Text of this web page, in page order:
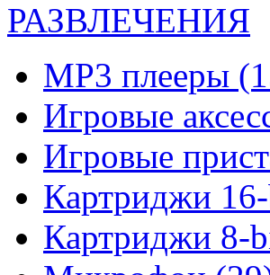
РАЗВЛЕЧЕНИЯ
MP3 плееры
Игровые
Игровые
Картриджи
Картриджи 8-